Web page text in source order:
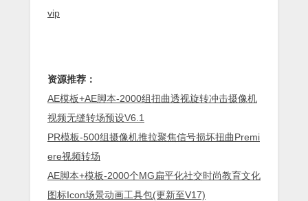
vip
资源推荐：
AE模板+AE脚本-2000组扭曲透视旋转冲击摄像机
视频无缝转场预设V6.1
PR模板-500组摄像机推拉聚焦信号损坏扭曲Premi
ere视频转场
AE脚本+模板-2000个MG扁平化社交时尚教育文化
图标Icon场景动画工具包(更新至V17)